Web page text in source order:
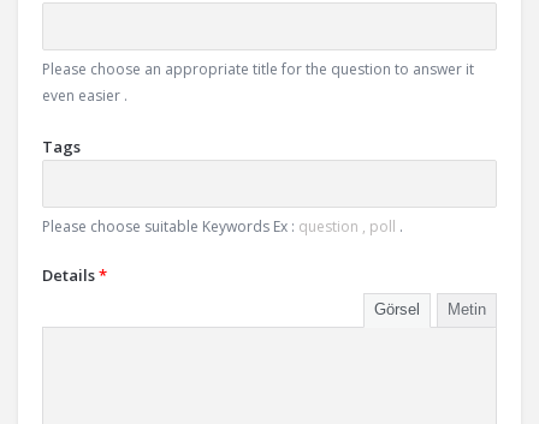
Please choose an appropriate title for the question to answer it
even easier .
Tags
Please choose suitable Keywords Ex : question , poll .
Details*
Görsel Metin